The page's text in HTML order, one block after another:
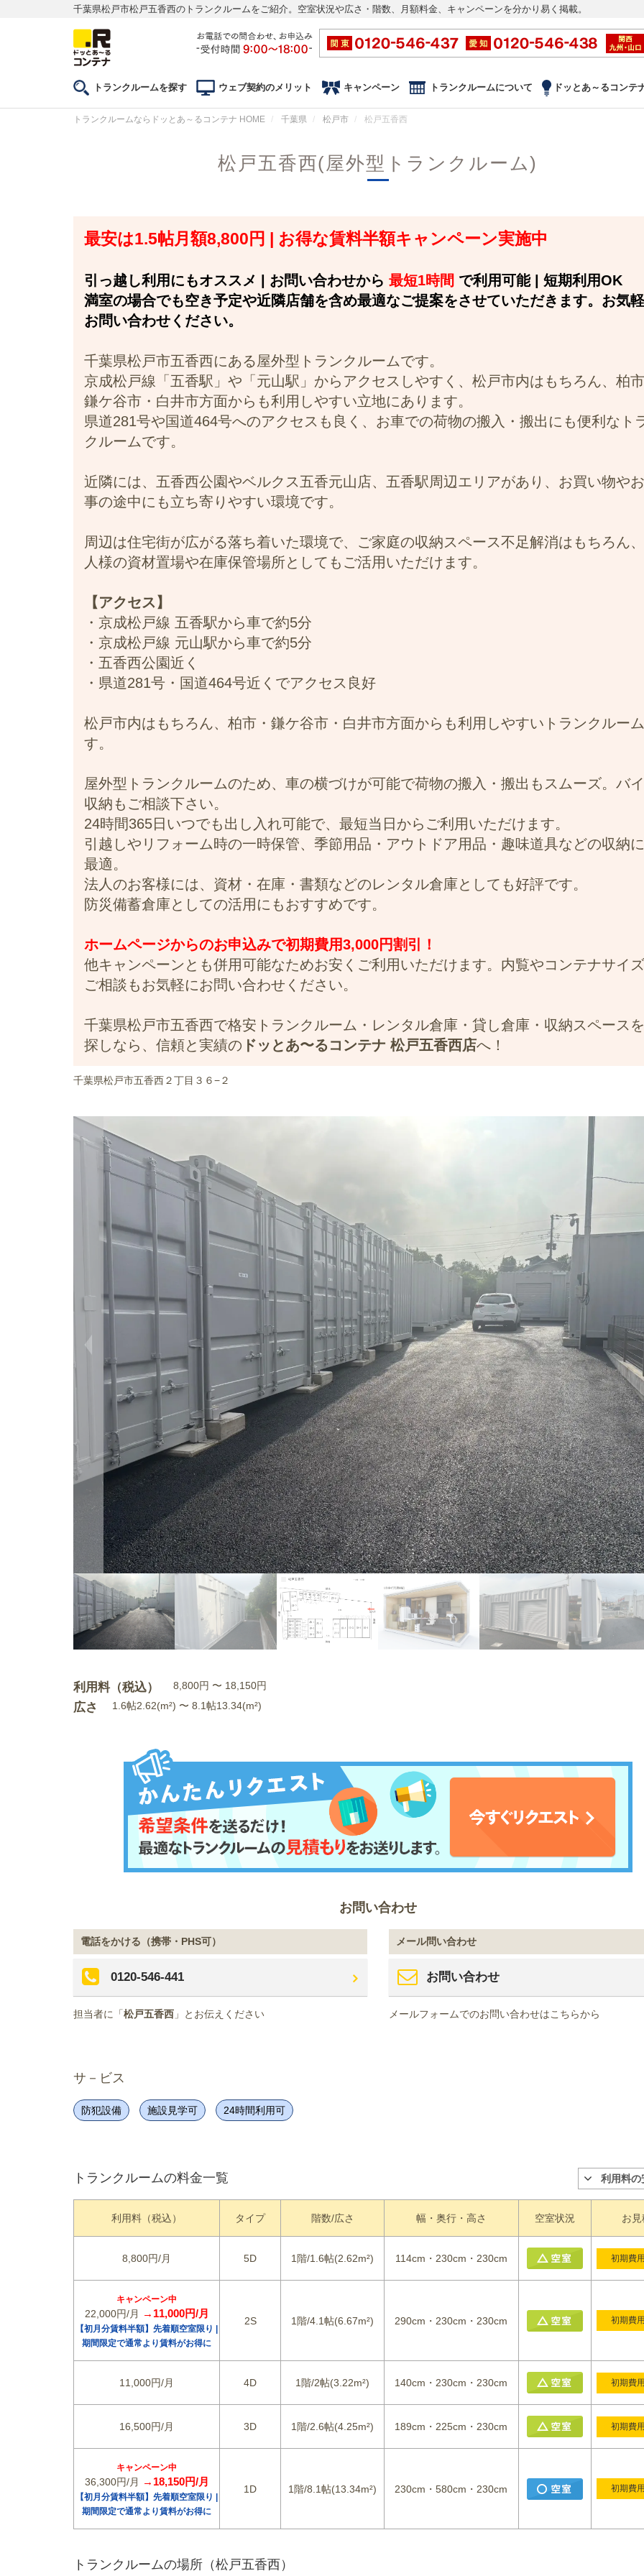
千葉県松戸市松戸五香西のトランクルームをご紹介。空室状況や広さ・階数、月額料金、キャンペーンを分かり易く掲載。
トランクルームを探す ウェブ契約のメリット キャンペーン トランクルームについて ドッとあ～るコンテ
トランクルームならドッとあ～るコンテナ HOME 千葉県 松戸市 松戸五香西
松戸五香西(屋外型トランクルーム)
最安は1.5帖月額8,800円 | お得な賃料半額キャンペーン実施中
引っ越し利用にもオススメ | お問い合わせから 最短1時間 で利用可能 | 短期利用OK
満室の場合でも空き予定や近隣店舗を含め最適なご提案をさせていただきます。お気
お問い合わせください。
千葉県松戸市五香西にある屋外型トランクルームです。
京成松戸線「五香駅」や「元山駅」からアクセスしやすく、松戸市内はもちろん、柏
鎌ケ谷市・白井市方面からも利用しやすい立地にあります。
県道281号や国道464号へのアクセスも良く、お車での荷物の搬入・搬出にも便利なト
クルームです。
近隣には、五香西公園やベルクス五香元山店、五香駅周辺エリアがあり、お買い物や
事の途中にも立ち寄りやすい環境です。
周辺は住宅街が広がる落ち着いた環境で、ご家庭の収納スペース不足解消はもちろん
人様の資材置場や在庫保管場所としてもご活用いただけます。
【アクセス】
・京成松戸線 五香駅から車で約5分
・京成松戸線 元山駅から車で約5分
・五香西公園近く
・県道281号・国道464号近くでアクセス良好
松戸市内はもちろん、柏市・鎌ケ谷市・白井市方面からも利用しやすいトランクルー
す。
屋外型トランクルームのため、車の横づけが可能で荷物の搬入・搬出もスムーズ。バ
収納もご相談下さい。
24時間365日いつでも出し入れ可能で、最短当日からご利用いただけます。
引越しやリフォーム時の一時保管、季節用品・アウトドア用品・趣味道具などの収納
最適。
法人のお客様には、資材・在庫・書類などのレンタル倉庫としても好評です。
防災備蓄倉庫としての活用にもおすすめです。
ホームページからのお申込みで初期費用3,000円割引！
他キャンペーンとも併用可能なためお安くご利用いただけます。内覧やコンテナサイ
ご相談もお気軽にお問い合わせください。
千葉県松戸市五香西で格安トランクルーム・レンタル倉庫・貸し倉庫・収納スペース
探しなら、信頼と実績の ドッとあ〜るコンテナ 松戸五香西店へ！
千葉県松戸市五香西２丁目３６−２
利用料（税込） 8,800円 〜 18,150円
広さ 1.6帖2.62(m²) 〜 8.1帖13.34(m²)
お問い合わせ
電話をかける（携帯・PHS可）
0120-546-441
担当者に「松戸五香西 」とお伝えください
メール問い合わせ
お問い合わせ
メールフォームでのお問い合わせはこちらから
サ－ビス
防犯設備 施設見学可 24時間利用可
トランクルームの料金一覧 利用料の
利用料（税込）
8,800円/月
タイプ
5D
階数/広さ
1階/1.6帖(2.62m²)
幅・奥行・高さ
114cm・230cm・230cm
空室状況 お見
初期費
キャンペーン中
22,000円/月 →11,000円/月
【初月分賃料半額】先着順空室限り |
期間限定で通常より賃料がお得に
2S 1階/4.1帖(6.67m²) 290cm・230cm・230cm 初期費
11,000円/月 4D 1階/2帖(3.22m²) 140cm・230cm・230cm 初期費
16,500円/月 3D 1階/2.6帖(4.25m²) 189cm・225cm・230cm 初期費
キャンペーン中
36,300円/月 →18,150円/月
【初月分賃料半額】先着順空室限り |
期間限定で通常より賃料がお得に
1D 1階/8.1帖(13.34m²) 230cm・580cm・230cm 初期費
トランクルームの場所（松戸五香西）